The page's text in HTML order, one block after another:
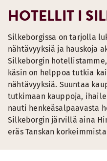
HOTELLIT I
Silkeborgissa on tarjolla
nähtävyyksiä ja hauskoja
Silkeborgin
käsin on helppoa tutkia
nähtävyyksiä. Suuntaa
tutkimaan kauppoja,
nauti henkeäsalpaavasta
Silkeborgin järvillä aina
eräs Tanskan